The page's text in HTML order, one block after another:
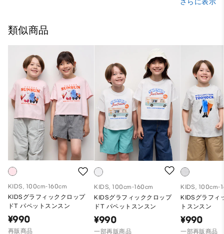
さらに表示
類似商品
KIDS, 100cm-160cm
KIDSグラフィッククロップ
ドT パペットスンスン
¥990
再販商品
KIDS, 100cm-160cm
KIDSグラフィッククロップ
ドT パペットスンスン
¥990
一部再販商品
KIDS, 100cm-
KIDSグラフィ
トスンスン
¥990
一部再販商品